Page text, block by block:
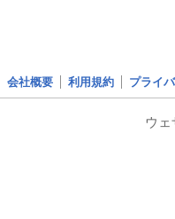
会社概要 利用規約 プライ
ウェ